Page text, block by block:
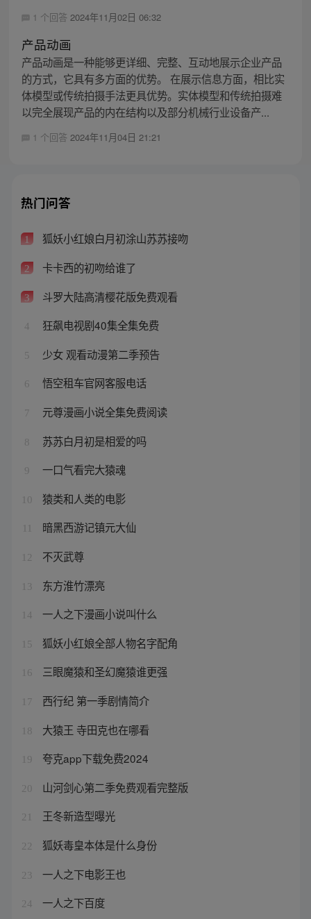
1 个回答 2024年11月02日 06:32
产品动画
产品动画是一种能够更详细、完整、互动地展示企业产品
的方式，它具有多方面的优势。 在展示信息方面，相比实
体模型或传统拍摄手法更具优势。实体模型和传统拍摄难
以完全展现产品的内在结构以及部分机械行业设备产...
1 个回答 2024年11月04日 21:21
热门问答
1 狐妖小红娘白月初涂山苏苏接吻
2 卡卡西的初吻给谁了
3 斗罗大陆高清樱花版免费观看
4 狂飙电视剧40集全集免费
5 少女 观看动漫第二季预告
6 悟空租车官网客服电话
7 元尊漫画小说全集免费阅读
8 苏苏白月初是相爱的吗
9 一口气看完大猿魂
10 猿类和人类的电影
暗黑西游记镇元大仙
12 不灭武尊
13 东方淮竹漂亮
14 一人之下漫画小说叫什么
15 狐妖小红娘全部人物名字配角
16 三眼魔猿和圣幻魔猿谁更强
17 西行纪 第一季剧情简介
18 大猿王 寺田克也在哪看
19 夸克app下载免费2024
20 山河剑心第二季免费观看完整版
21 王冬新造型曝光
22 狐妖毒皇本体是什么身份
23 一人之下电影王也
24 一人之下百度